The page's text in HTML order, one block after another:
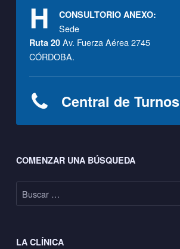
CONSULTORIO ANEXO:
Sede
Ruta 20Av. Fuerza Aérea 2745
CÓRDOBA.
Central de Turnos
COMENZAR UNA BÚSQUEDA
Buscar:
LA CLÍNICA